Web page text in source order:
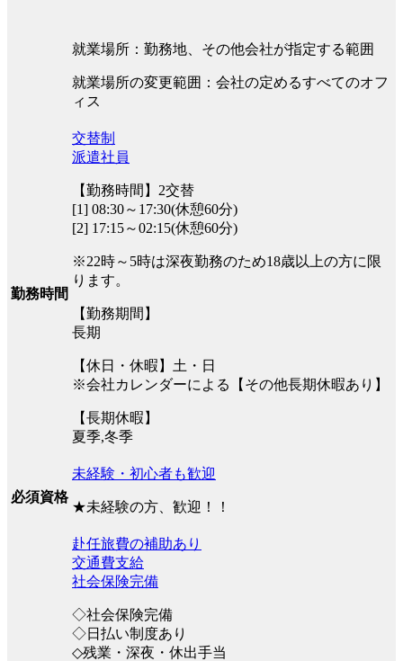
就業場所：勤務地、その他会社が指定する範囲
就業場所の変更範囲：会社の定めるすべてのオフ
ィス
勤務時間
交替制
派遣社員
【勤務時間】2交替
[1] 08:30～17:30(休憩60分)
[2] 17:15～02:15(休憩60分)
※22時～5時は深夜勤務のため18歳以上の方に限
ります。
【勤務期間】
長期
【休日・休暇】土・日
※会社カレンダーによる【その他長期休暇あり】
【長期休暇】
夏季,冬季
必須資格
未経験・初心者も歓迎
★未経験の方、歓迎！！
赴任旅費の補助あり
交通費支給
社会保険完備
◇社会保険完備
◇日払い制度あり
◇残業・深夜・休出手当